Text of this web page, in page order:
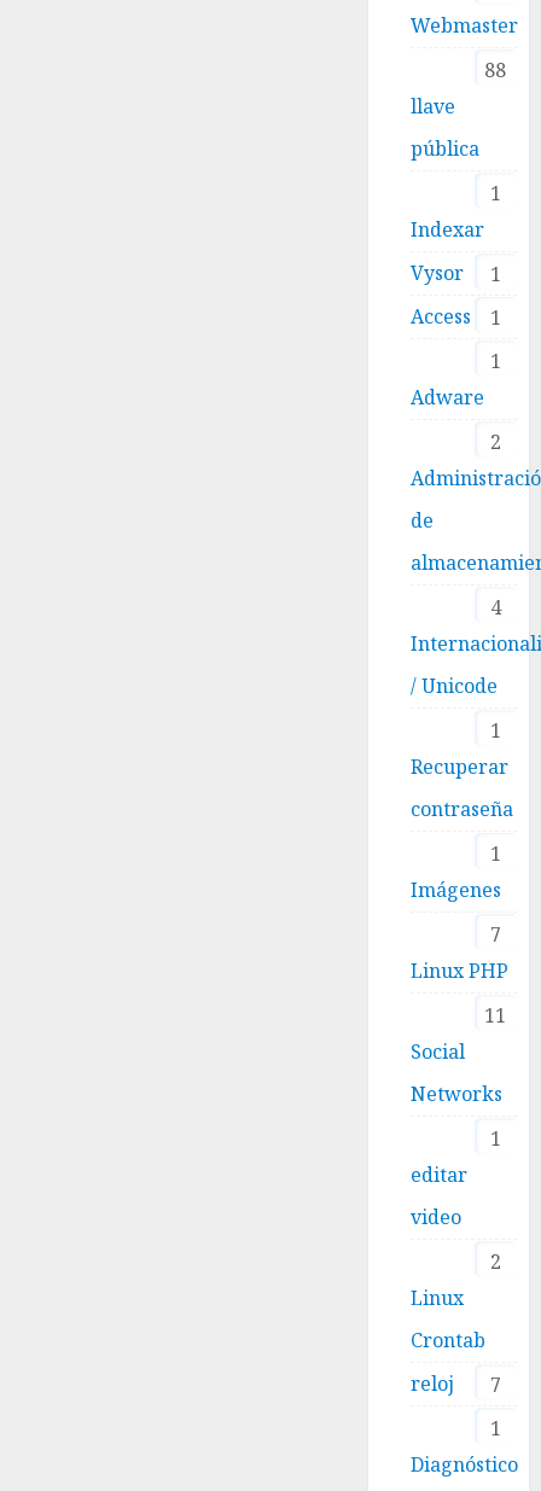
Webmaster
88
llave
pública
1
Indexar
1
Vysor
1
Access
1
Adware
2
de
4
/ Unicode
1
Recuperar
contraseña
1
Imágenes
7
Linux PHP
11
Social
Networks
1
editar
video
2
Linux
Crontab
7
reloj
1
Diagnóstico